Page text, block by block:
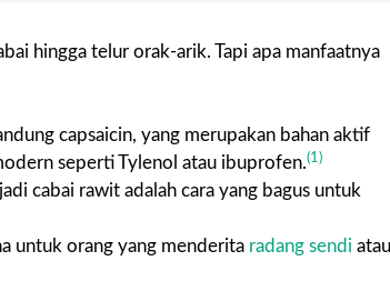
hingga telur orak-arik. Tapi apa manfaatnya
capsaicin, yang merupakan bahan aktif
seperti Tylenol atau ibuprofen.(1)
cabai rawit adalah cara yang bagus untuk
untuk orang yang menderita radang sendi atau